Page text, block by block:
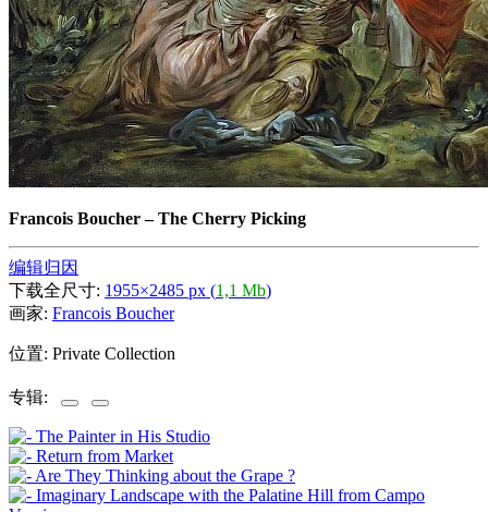
Francois Boucher–The Cherry Picking
编辑归因
下载全尺寸: 1955×2485 px (1,1 Mb)
画家: Francois Boucher
位置: Private Collection
专辑: